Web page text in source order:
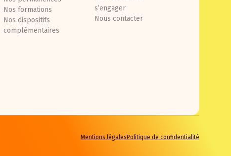
Nos formations
Nos dispositifs
complémentaires
s’engager
Nous contacter
Mentions légales Politique de confidentialité